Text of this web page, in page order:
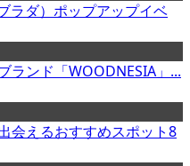
ラダ）ポップアップイベ
ランド「WOODNESIA」...
会えるおすすめスポット8